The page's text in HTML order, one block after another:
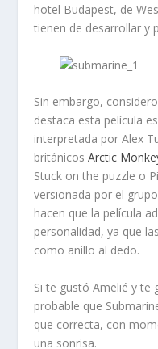
hotel Budapest, de
tienen de desarrollar y
Sin embargo,
destaca esta película
interpretada por Alex
británicos Arctic
Stuck on the puzzle o
versionada por el
hacen que la película
personalidad, ya que
como anillo al dedo.
Si te gustóAmelié y te
probable que
que correcta, con
una sonrisa.